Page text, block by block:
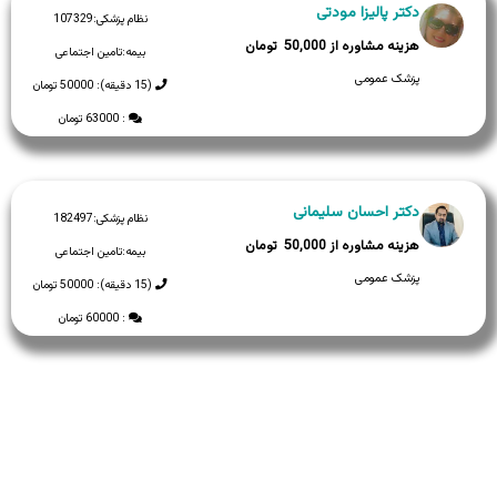
نظام پزشکی:107329
بیمه:تامین اجتماعی
(15 دقیقه): 50000 تومان
: 63000 تومان
دکتر پالیزا مودتی
50,000
پزشک عمومی
نظام پزشکی:182497
بیمه:تامین اجتماعی
(15 دقیقه): 50000 تومان
: 60000 تومان
دکتر احسان سلیمانی
50,000
پزشک عمومی